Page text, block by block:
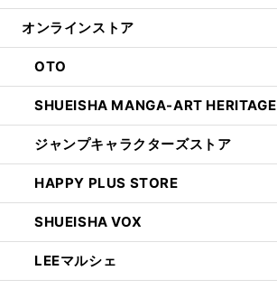
オンラインストア
OTO
SHUEISHA MANGA-ART HERITAGE
ジャンプキャラクターズストア
HAPPY PLUS STORE
SHUEISHA VOX
LEEマルシェ